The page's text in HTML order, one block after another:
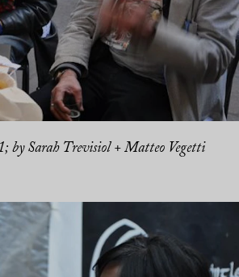
by Sarah Trevisiol + Matteo Vegetti